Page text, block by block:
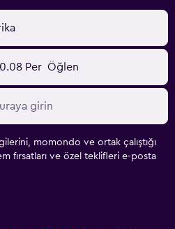
Per Öğlen
momondo ve ortak çalıştığı
fırsatları ve özel teklifleri e-posta